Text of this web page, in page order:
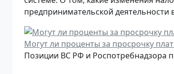
предпринимательской деятельности
Могут ли проценты за просрочку
Позиции ВС РФ и Роспотребнадзора